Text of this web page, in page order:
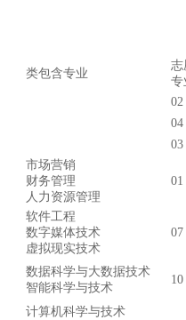
类包含专业
志
专
02
04
03
市场营销
财务管理
人力资源管理
01
软件工程
数字媒体技术
虚拟现实技术
07
数据科学与大数据技术
智能科学与技术
10
计算机科学与技术